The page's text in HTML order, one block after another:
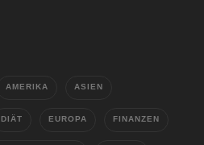
AMERIKA ASIEN
DIÄT EUROPA FINANZEN